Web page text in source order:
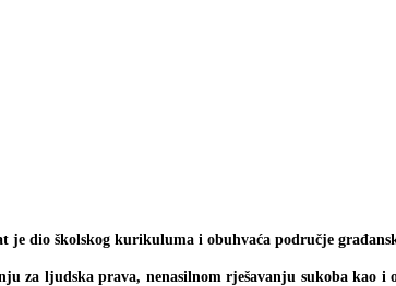
dio školskog kurikuluma i obuhvaća područje
za ljudska prava, nenasilnom rješavanju sukoba